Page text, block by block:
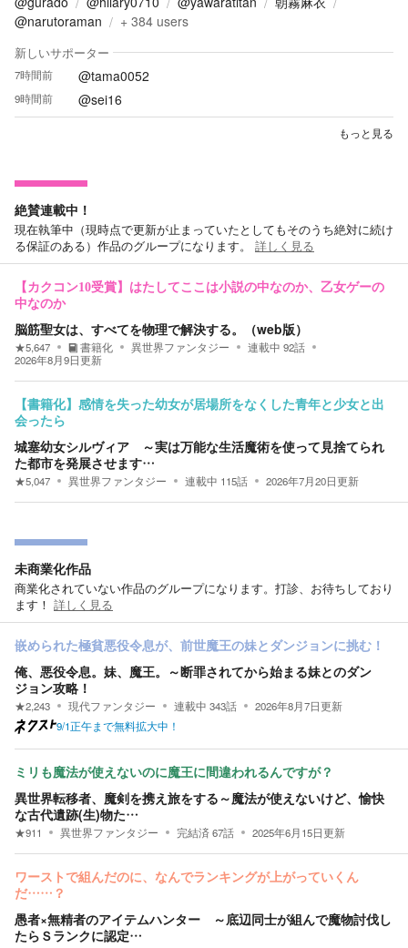
@narutoraman
+ 384 users
新しいサポーター
7時間前 @tama0052
9時間前 @sei16
もっと見る
絶賛連載中！
現在執筆中（現時点で更新が止まっていたとしてもそのうち絶対に続け
る保証のある）作品のグループになります。
詳しく見る
【カクコン10受賞】はたしてここは小説の中なのか、乙女ゲーの
中なのか
脳筋聖女は、すべてを物理で解決する。（web版）
★5,647 書籍化 異世界ファンタジー 連載中 92話
2026年8月9日更新
【書籍化】感情を失った幼女が居場所をなくした青年と少女と出
会ったら
城塞幼女シルヴィア ～実は万能な生活魔術を使って見捨てられ
た都市を発展させます…
★5,047 異世界ファンタジー 連載中 115話 2026年7月20日更新
未商業化作品
商業化されていない作品のグループになります。打診、お待ちしており
ます！ 詳しく見る
嵌められた極貧悪役令息が、前世魔王の妹とダンジョンに挑む！
俺、悪役令息。妹、魔王。～断罪されてから始まる妹とのダン
ジョン攻略！
★2,243 現代ファンタジー 連載中 343話 2026年8月7日更新
9/1正午まで無料拡大中！
ミリも魔法が使えないのに魔王に間違われるんですが？
異世界転移者、魔剣を携え旅をする～魔法が使えないけど、愉快
な古代遺跡(生)物た…
★911 異世界ファンタジー 完結済67話 2025年6月15日更新
ワーストで組んだのに、なんでランキングが上がっていくん
だ……？
愚者×無精者のアイテムハンター ～底辺同士が組んで魔物討伐し
たらＳランクに認定…